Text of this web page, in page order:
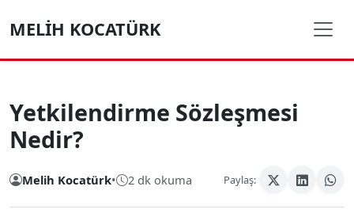
MELIH KOCATÜRK
Yetkilendirme Sözleşmesi
Nedir?
Melih Kocatürk• 2 dk okuma Paylaş: